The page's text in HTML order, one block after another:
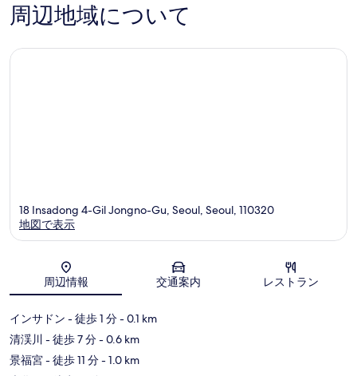
件
の
コ
口
周辺地域について
地図
18 Insadong 4-Gil Jongno-Gu, Seoul, Seoul, 110320
地図で表示
周辺情報 交通案内 レストラン
インサドン - 徒歩 1 分- 0.1 km
清渓川 - 徒歩 7 分- 0.6 km
景福宮- 徒歩 11 分- 1.0 km